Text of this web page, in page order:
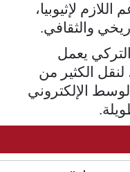
لإثيوبيا،
والثقافي.
يعمل
لنقل الكثير من
الوسط الإلكتروني